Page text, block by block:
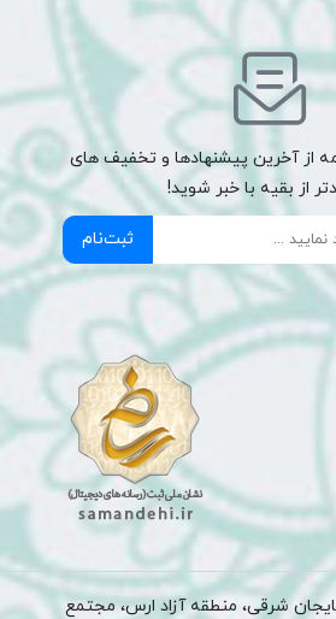
از آخرین پیشنهادها و تخفیف های
از بقیه با خبر شوید!
ثبت‌نام
شرقی، منطقه آزاد ارس، مجتمع